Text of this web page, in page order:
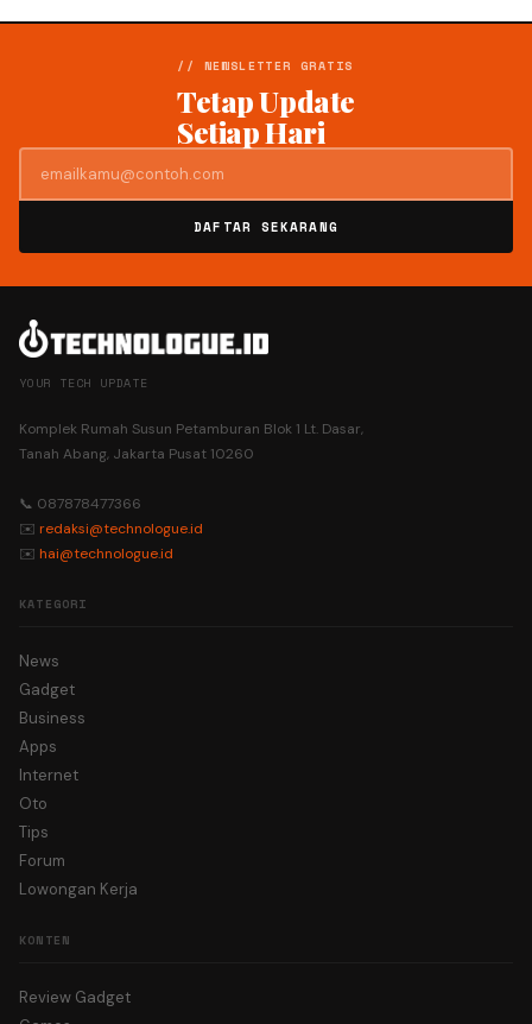
// NEWSLETTER GRATIS
Tetap Update
Setiap Hari
DAFTAR SEKARANG
YOUR TECH UPDATE
Komplek Rumah Susun Petamburan Blok 1 Lt. Dasar,
Tanah Abang, Jakarta Pusat 10260
📞 087878477366
✉️ redaksi@technologue.id
✉️ hai@technologue.id
KATEGORI
News
Gadget
Business
Apps
Internet
Oto
Tips
Forum
Lowongan Kerja
KONTEN
Review Gadget